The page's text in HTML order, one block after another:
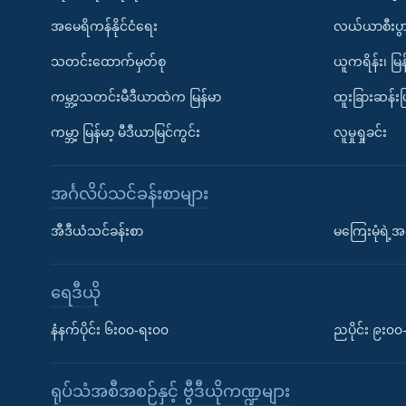
အမေရိကန်နိုင်ငံရေး
သတင်းထောက်မှတ်စု
ကမ္ဘာ့သတင်းမီဒီယာထဲက မြန်မာ
ကမ္ဘာ့ မြန်မာ့ မီဒီယာမြင်ကွင်း
လယ်ယာစီးပွာ
ယူကရိန်း၊ မ
ထူးခြားဆန်း
လူမှုရှုခင်း
အင်္ဂလိပ်သင်ခန်းစာများ
အီဒီယံသင်ခန်းစာ မကြေးမုံရဲ့အ
ရေဒီယို
နံနက်ပိုင်း ၆း၀၀-ရး၀၀ ညပိုင်း ၉း၀၀
ရုပ်သံအစီအစဉ်နှင့် ဗွီဒီယိုကဏ္ဍများ